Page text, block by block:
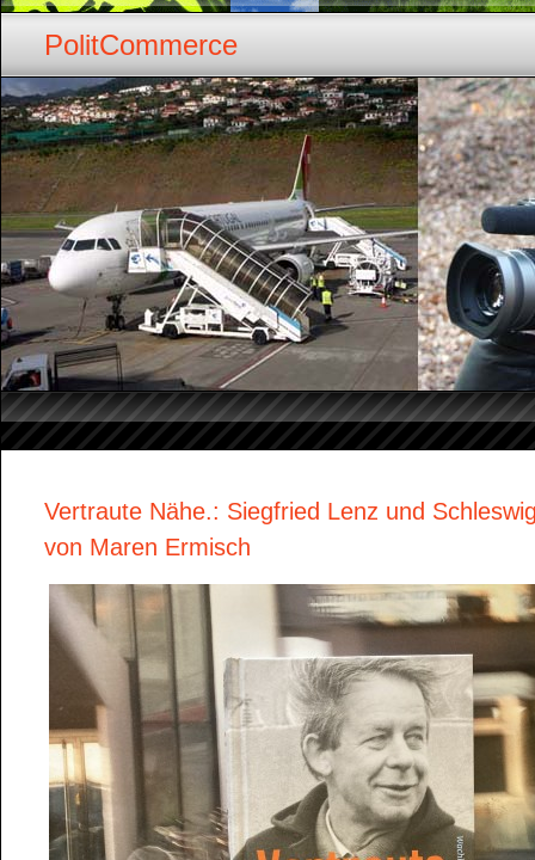
PolitCommerce
Vertraute Nähe.: Siegfried Lenz und
von Maren Ermisch